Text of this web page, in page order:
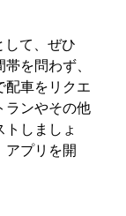
して、ぜひ
を問わず、
配車をリクエ
ランやその他
しましょ
アプリを開